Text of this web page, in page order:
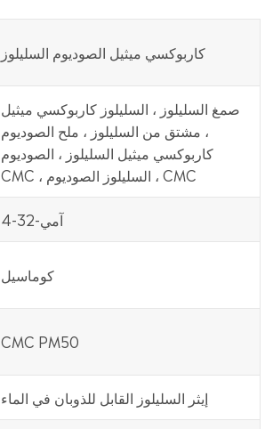
كاربوكسي ميثيل الصوديوم السليلوز
صمغ السليلوز ، السليلوز كاربوكسي ميثيل
، مشتق من السليلوز ، ملح الصوديوم
كاربوكسي ميثيل السليلوز ، الصوديوم
CMC ، السليلوز الصوديوم ، CMC
آمي-32-4
كوماسيل
CMC PM50
إيثر السليلوز القابل للذوبان في الماء